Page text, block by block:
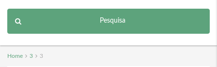
Pesquisa
Home 3 3